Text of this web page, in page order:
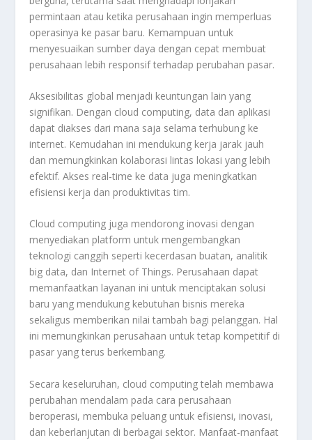
permintaan atau ketika perusahaan ingin memperluas
operasinya ke pasar baru. Kemampuan untuk
menyesuaikan sumber daya dengan cepat membuat
perusahaan lebih responsif terhadap perubahan pasar.
Aksesibilitas global menjadi keuntungan lain yang
signifikan. Dengan cloud computing, data dan aplikasi
dapat diakses dari mana saja selama terhubung ke
internet. Kemudahan ini mendukung kerja jarak jauh
dan memungkinkan kolaborasi lintas lokasi yang lebih
efektif. Akses real-time ke data juga meningkatkan
efisiensi kerja dan produktivitas tim.
Cloud computing juga mendorong inovasi dengan
menyediakan platform untuk mengembangkan
teknologi canggih seperti kecerdasan buatan, analitik
big data, dan Internet of Things. Perusahaan dapat
memanfaatkan layanan ini untuk menciptakan solusi
baru yang mendukung kebutuhan bisnis mereka
sekaligus memberikan nilai tambah bagi pelanggan. Hal
ini memungkinkan perusahaan untuk tetap kompetitif di
pasar yang terus berkembang.
Secara keseluruhan, cloud computing telah membawa
perubahan mendalam pada cara perusahaan
beroperasi, membuka peluang untuk efisiensi, inovasi,
dan keberlanjutan di berbagai sektor. Manfaat-manfaat